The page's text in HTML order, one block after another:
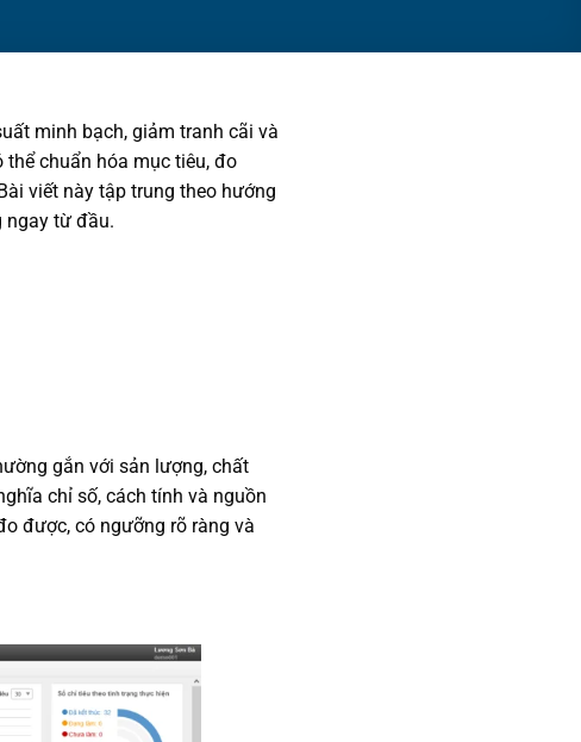
minh bạch, giảm tranh cãi và
chuẩn hóa mục tiêu, đo
viết này tập trung theo hướng
ngay từ đầu.
gắn với sản lượng, chất
chỉ số, cách tính và nguồn
được, có ngưỡng rõ ràng và